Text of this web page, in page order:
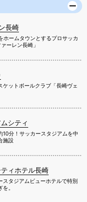
長崎
ホームタウンとするプロサッカ
ーレン長崎」
ケットボールクラブ「長崎ヴェ
シティ
10分！サッカースタジアムを中
施設
ィホテル長崎
スタジアムビューホテルで特別
。